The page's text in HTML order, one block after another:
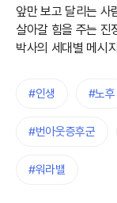
앞만 보고 달리는 사
살아갈 힘을 주는 진
박사의 세대별 메시
#인생 #노후
#번아웃증후군
#워라밸